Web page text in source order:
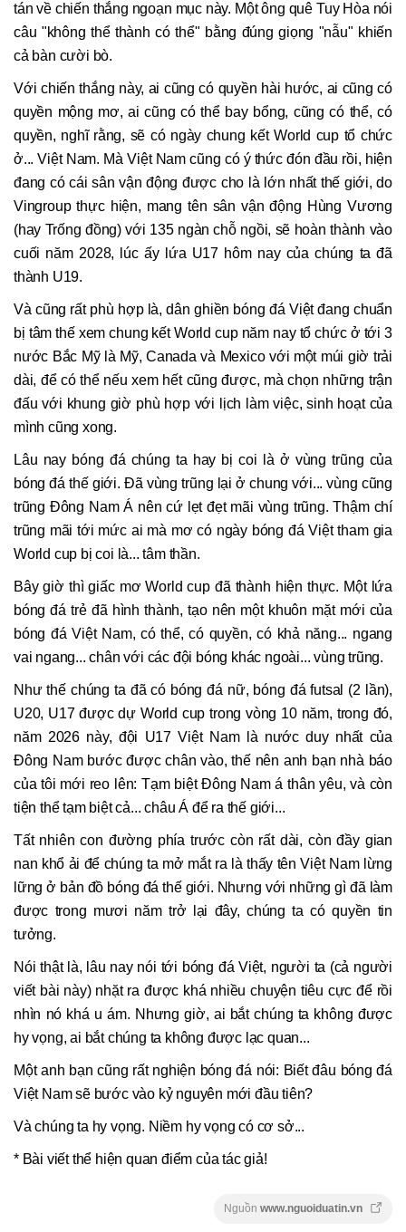
tán về chiến thắng ngoạn mục này. Một ông quê Tuy Hòa nói
câu "không thể thành có thể" bằng đúng giọng "nẫu" khiến
cả bàn cười bò.
Với chiến thắng này, ai cũng có quyền hài hước, ai cũng có
quyền mộng mơ, ai cũng có thể bay bổng, cũng có thể, có
quyền, nghĩ rằng, sẽ có ngày chung kết World cup tổ chức
ở... Việt Nam. Mà Việt Nam cũng có ý thức đón đầu rồi, hiện
đang có cái sân vận động được cho là lớn nhất thế giới, do
Vingroup thực hiện, mang tên sân vận động Hùng Vương
(hay Trống đồng) với 135 ngàn chỗ ngồi, sẽ hoàn thành vào
cuối năm 2028, lúc ấy lứa U17 hôm nay của chúng ta đã
thành U19.
Và cũng rất phù hợp là, dân ghiền bóng đá Việt đang chuẩn
bị tâm thế xem chung kết World cup năm nay tổ chức ở tới 3
nước Bắc Mỹ là Mỹ, Canada và Mexico với một múi giờ trải
dài, để có thể nếu xem hết cũng được, mà chọn những trận
đấu với khung giờ phù hợp với lịch làm việc, sinh hoạt của
mình cũng xong.
Lâu nay bóng đá chúng ta hay bị coi là ở vùng trũng của
bóng đá thế giới. Đã vùng trũng lại ở chung với... vùng cũng
trũng Đông Nam Á nên cứ lẹt đẹt mãi vùng trũng. Thậm chí
trũng mãi tới mức ai mà mơ có ngày bóng đá Việt tham gia
World cup bị coi là... tâm thần.
Bây giờ thì giấc mơ World cup đã thành hiện thực. Một lứa
bóng đá trẻ đã hình thành, tạo nên một khuôn mặt mới của
bóng đá Việt Nam, có thể, có quyền, có khả năng... ngang
vai ngang... chân với các đội bóng khác ngoài... vùng trũng.
Như thế chúng ta đã có bóng đá nữ, bóng đá futsal (2 lần),
U20, U17 được dự World cup trong vòng 10 năm, trong đó,
năm 2026 này, đội U17 Việt Nam là nước duy nhất của
Đông Nam bước được chân vào, thế nên anh bạn nhà báo
của tôi mới reo lên: Tạm biệt Đông Nam á thân yêu, và còn
tiện thể tạm biệt cả... châu Á để ra thế giới...
Tất nhiên con đường phía trước còn rất dài, còn đầy gian
nan khổ ải để chúng ta mở mắt ra là thấy tên Việt Nam lừng
lững ở bản đồ bóng đá thế giới. Nhưng với những gì đã làm
được trong mươi năm trở lại đây, chúng ta có quyền tin
tưởng.
Nói thật là, lâu nay nói tới bóng đá Việt, người ta (cả người
viết bài này) nhặt ra được khá nhiều chuyện tiêu cực để rồi
nhìn nó khá u ám. Nhưng giờ, ai bắt chúng ta không được
hy vọng, ai bắt chúng ta không được lạc quan...
Một anh bạn cũng rất nghiện bóng đá nói: Biết đâu bóng đá
Việt Nam sẽ bước vào kỷ nguyên mới đầu tiên?
Và chúng ta hy vọng. Niềm hy vọng có cơ sở...
* Bài viết thể hiện quan điểm của tác giả!
Nguồn www.nguoiduatin.vn